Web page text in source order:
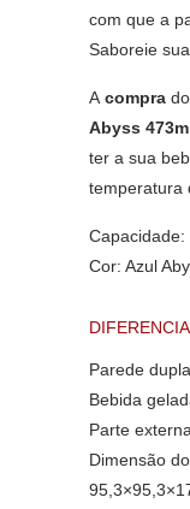
com que a
Saboreie
A compra do
Abyss
ter a sua
temperatura
Capacidade:
Cor: Azul
Parede
Bebida
Parte
Dimensão